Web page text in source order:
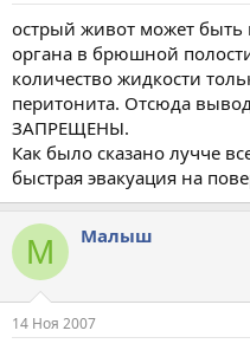
острый живот может
органа в брюшной
количество жидкости
перитонита. Отсюда
ЗАПРЕЩЕНЫ.
Как было сказано лучче
быстрая эвакуация на
М Малыш
14 Ноя 2007